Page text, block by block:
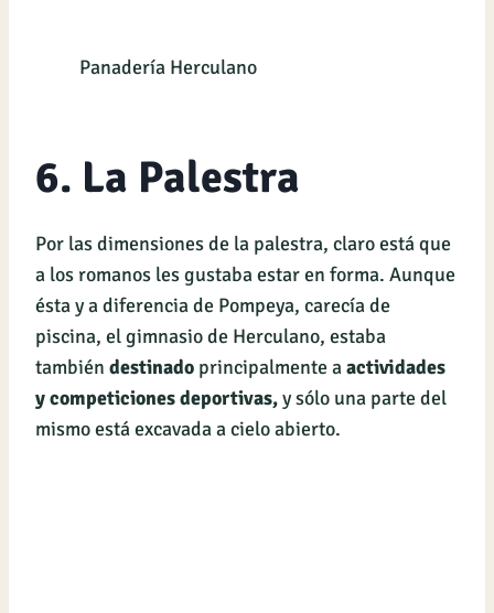
Panadería Herculano
6. La Palestra
Por las dimensiones de la palestra, claro está que
a los romanos les gustaba estar en forma. Aunque
ésta y a diferencia de Pompeya, carecía de
piscina, el gimnasio de Herculano, estaba
también destinado principalmente aactividades
y competiciones deportivas,y sólo una parte del
mismo está excavada a cielo abierto.